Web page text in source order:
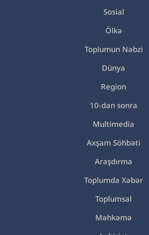
Sosial
Ölkə
Toplumun Nəbzi
Dünya
Region
10-dan sonra
Multimedia
Axşam Söhbəti
Araşdırma
Toplumda Xəbər
Toplumsal
Məhkəmə